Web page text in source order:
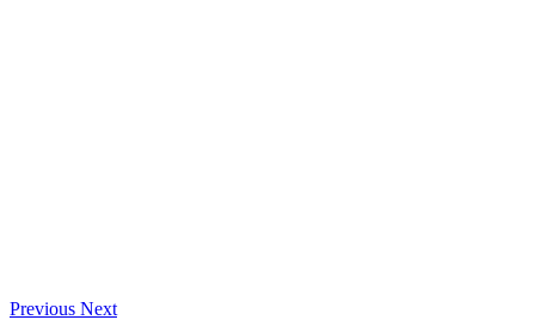
Previous Next